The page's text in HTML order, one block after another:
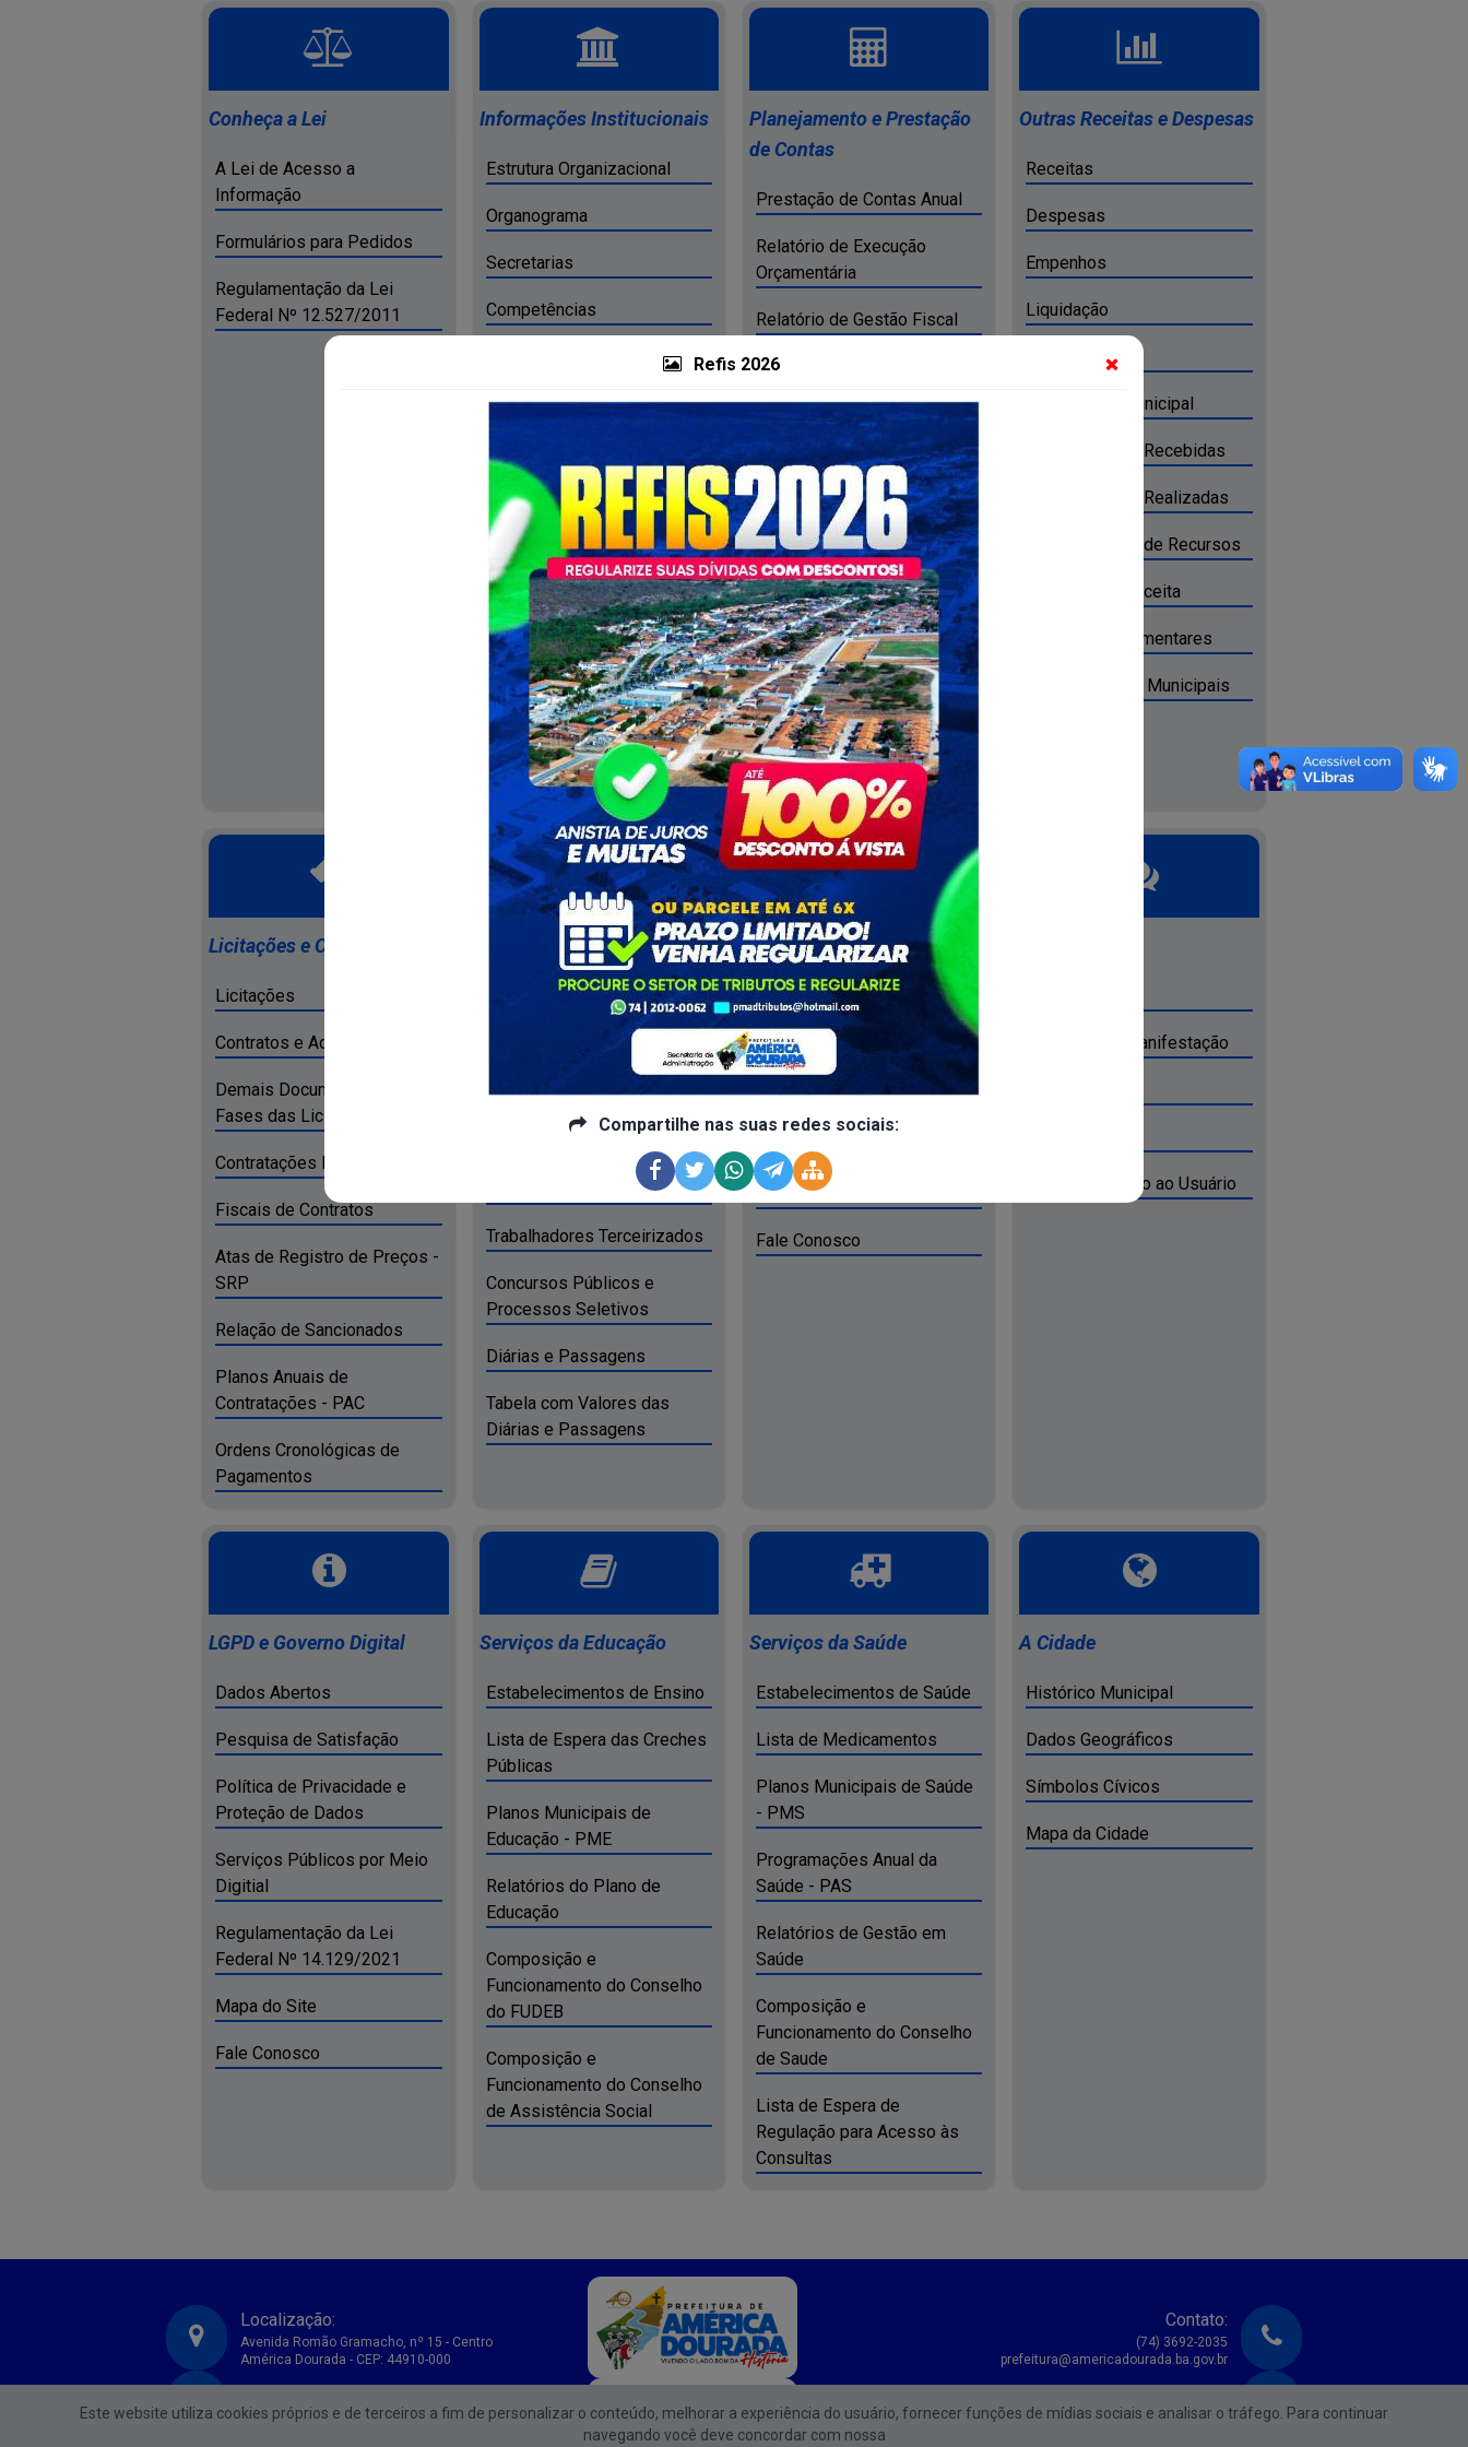
Refis 2026
Compartilhe nas suas redes sociais:
Conheça a Lei
A Lei de Acesso a
Informação
Formulários para Pedidos
Regulamentação da Lei
Federal Nº 12.527/2011
Informações Institucionais
Estrutura Organizacional
Organograma
Secretarias
Competências
Planejamento e Prestação
de Contas
Prestação de Contas Anual
Relatório de Execução
Orçamentária
Relatório de Gestão Fiscal
Relatório de Gestão ou
Planos Estratégicos
Institucionais
Apreciação e Julgamento de
Contas pelo TCM
Apreciação e Julgamento de
Contas pelo Legislativo
Plano Plurianual - PPA
Lei de Diretrizes
Orçamentárias - LDO
Lei Orçamentária Anual - LOA
Outras Receitas e Despesas
Receitas
Despesas
Empenhos
Liquidação
Pagamentos
Dívida Ativa Municipal
Transferências Recebidas
Transferências Realizadas
Transferências de Recursos
Renúncia de Receita
Emendas Parlamentares
Obras Públicas Municipais
Licitações e Contratos
Licitações
Contratos e Aditivos
Demais Documentos das
Fases das Licitações
Contratações Diretas
Fiscais de Contratos
Atas de Registro de Preços -
SRP
Relação de Sancionados
Planos Anuais de
Contratações - PAC
Ordens Cronológicas de
Pagamentos
Recursos Humanos
Recursos Humanos
Remunaração Nominal dos
Funcionários
Tabela com Padrão
Relação de Estagiários
Trabalhadores Terceirizados
Concursos Públicos e
Processos Seletivos
Diárias e Passagens
Tabela com Valores das
Diárias e Passagens
Serviço de Informação ao
Cidadão - SIC
SIC Presencial
Relatórios Estatísticos
Informações Classificadas e
Desclassificadas
E-SIC
Fale Conosco
Acompanhar Manifestação
Carta de Serviço ao Usuário
LGPD e Governo Digital
Dados Abertos
Pesquisa de Satisfação
Política de Privacidade e
Proteção de Dados
Serviços Públicos por Meio
Digitial
Regulamentação da Lei
Federal Nº 14.129/2021
Mapa do Site
Fale Conosco
Serviços da Educação
Estabelecimentos de Ensino
Lista de Espera das Creches
Públicas
Planos Municipais de
Educação - PME
Relatórios do Plano de
Educação
Composição e
Funcionamento do Conselho
do FUDEB
Composição e
Funcionamento do Conselho
de Assistência Social
Serviços da Saúde
Estabelecimentos de Saúde
Lista de Medicamentos
Planos Municipais de Saúde
- PMS
Programações Anual da
Saúde - PAS
Relatórios de Gestão em
Saúde
Composição e
Funcionamento do Conselho
de Saude
Lista de Espera de
Regulação para Acesso às
Consultas
A Cidade
Histórico Municipal
Dados Geográficos
Símbolos Cívicos
Mapa da Cidade
Localização:
Avenida Romão Gramacho, nº 15 - Centro
América Dourada - CEP: 44910-000
13.891.536/0001-96
Contato:
(74) 3692-2035
prefeitura@americadourada.ba.gov.br
Atendimento de Segunda à Sexta das 08:00h às 17:00h
Este website utiliza cookies próprios e de terceiros a fim de personalizar o conteúdo, melhorar a experiência do usuário, fornecer funções de mídias sociais e analisar o tráfego. Para continuar
navegando você deve concordar com nossa